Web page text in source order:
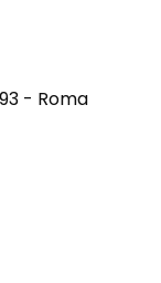
- Roma